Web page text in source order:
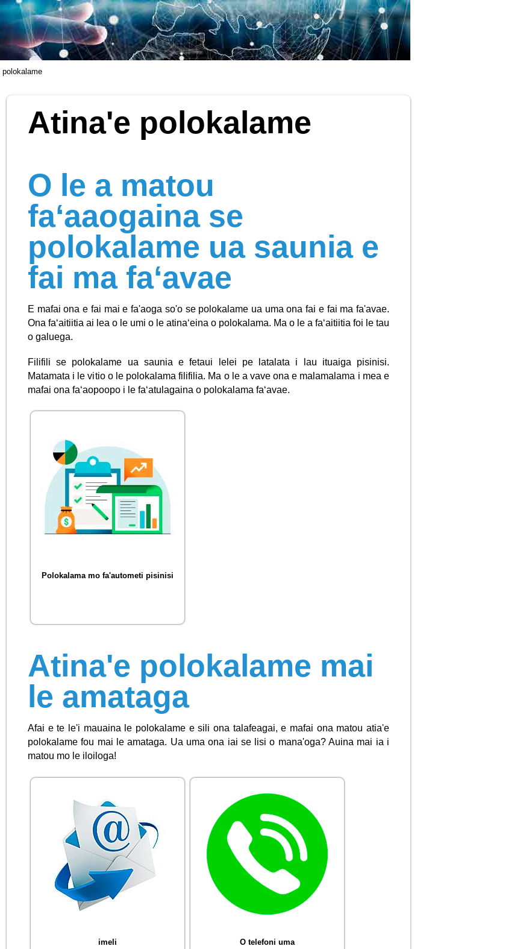
polokalame
Atina'e polokalame
O le a matou
faʻaaogaina se
polokalame ua saunia e
fai ma faʻavae
E mafai ona e fai mai e fa'aoga so'o se polokalame ua uma ona fai e fai ma fa'avae.
Ona faʻaitiitia ai lea o le umi o le atinaʻeina o polokalama. Ma o le a faʻaitiitia foi le tau
o galuega.
Filifili se polokalame ua saunia e fetaui lelei pe latalata i lau ituaiga pisinisi.
Matamata i le vitio o le polokalama filifilia. Ma o le a vave ona e malamalama i mea e
mafai ona faʻaopoopo i le faʻatulagaina o polokalama faʻavae.
Polokalama mo fa'autometi pisinisi
Atina'e polokalame mai
le amataga
Afai e te le'i mauaina le polokalame e sili ona talafeagai, e mafai ona matou atia'e
polokalame fou mai le amataga. Ua uma ona iai se lisi o mana'oga? Auina mai ia i
matou mo le iloiloga!
imeli O telefoni uma